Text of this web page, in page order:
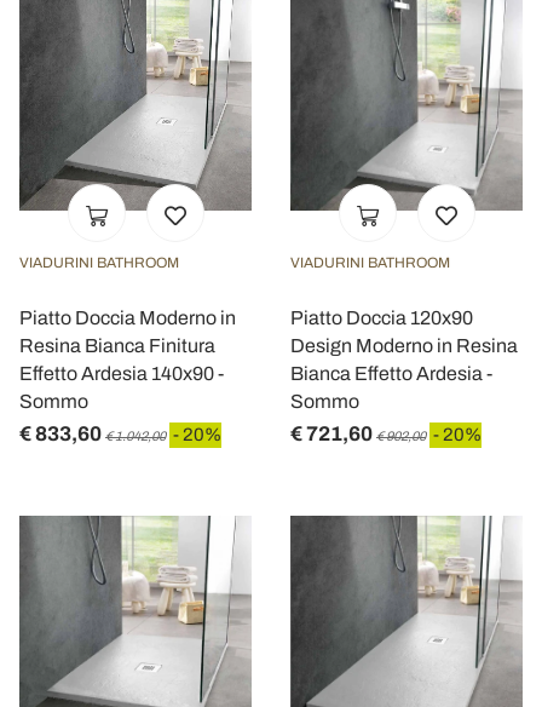
VIADURINI BATHROOM
Piatto Doccia Moderno in
Resina Bianca Finitura
Effetto Ardesia 140x90 -
Sommo
€ 833,60 € 1.042,00 - 20%
VIADURINI BATHROOM
Piatto Doccia 120x90
Design Moderno in Resina
Bianca Effetto Ardesia -
Sommo
€ 721,60 € 902,00 - 20%